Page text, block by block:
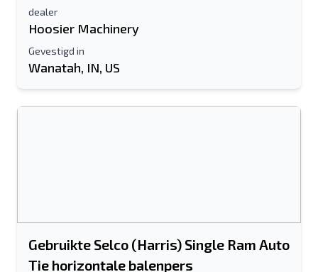
dealer
Hoosier Machinery
Gevestigd in
Wanatah, IN, US
Gebruikte Selco (Harris) Single Ram Auto
Tie horizontale balenpers